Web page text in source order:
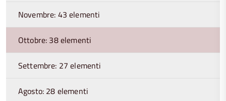
Novembre: 43 elementi
Ottobre: 38 elementi
Settembre: 27 elementi
Agosto: 28 elementi